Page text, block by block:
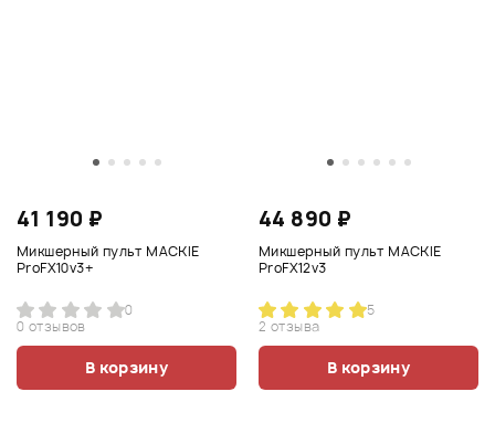
41 190 ₽
Микшерный пульт MACKIE
ProFX10v3+
0
0 отзывов
В корзину
44 890 ₽
Микшерный пульт MACKIE
ProFX12v3
5
2 отзыва
В корзину